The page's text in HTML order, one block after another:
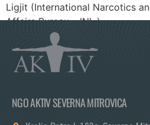
Ligjit (International Narcotics
Affairs Bureau – INL.).
NGO AKTIV SEVERNA MITROVICA